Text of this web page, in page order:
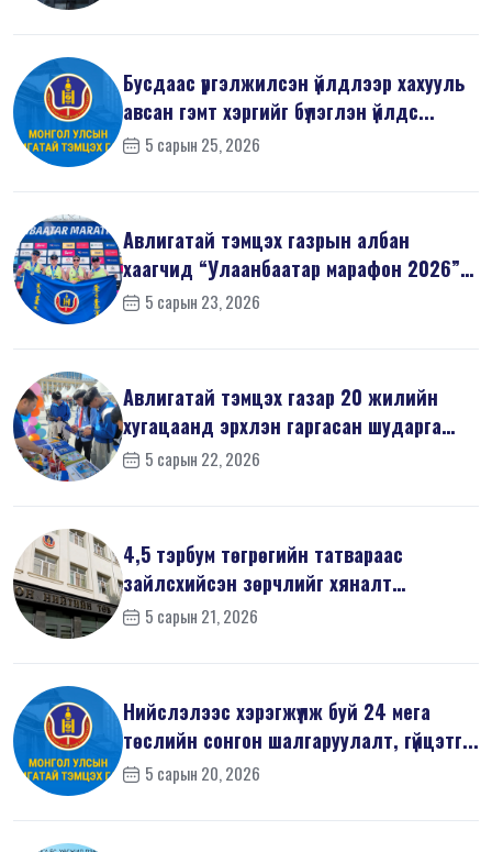
Бусдаас үргэлжилсэн үйлдлээр хахууль
авсан гэмт хэргийг бүлэглэн үйлдс...
5 сарын 25, 2026
Авлигатай тэмцэх газрын албан
хаагчид “Улаанбаатар марафон 2026”-
д оро...
5 сарын 23, 2026
Авлигатай тэмцэх газар 20 жилийн
хугацаанд эрхлэн гаргасан шударга
ёсн...5 сарын 22, 2026
4,5 тэрбум төгрөгийн татвараас
зайлсхийсэн зөрчлийг хяналт
шалгалтаар ...
5 сарын 21, 2026
Нийслэлээс хэрэгжүүлж буй 24 мега
төслийн сонгон шалгаруулалт, гүйцэтг...
5 сарын 20, 2026